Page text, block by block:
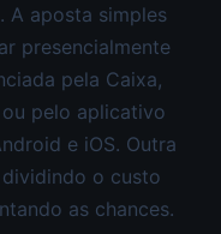
A aposta simples
presencialmente
pela Caixa,
ou pelo aplicativo
e iOS. Outra
o custo
as chances.